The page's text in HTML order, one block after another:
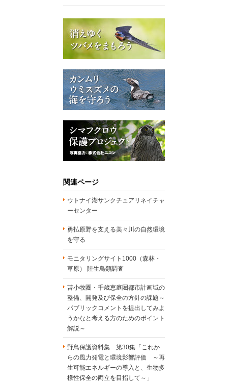
関連ページ
ウトナイ湖サンクチュアリネイチャ
ーセンター
勇払原野を支える美々川の自然環境
を守る
モニタリングサイト1000（森林・
草原） 陸生鳥類調査
苫小牧圏・千歳恵庭圏都市計画域の
整備、開発及び保全の方針の課題～
パブリックコメントを提出してみよ
うかなと考える方のためのポイント
解説～
野鳥保護資料集 第30集「これか
らの風力発電と環境影響評価 ～再
生可能エネルギーの導入と、生物多
様性保全の両立を目指して～」